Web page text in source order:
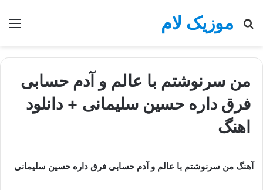
موزیک لام
جستجو
من سرنوشتم با عالم و آدم حسابی
فرق داره حسین سلیمانی + دانلود
اهنگ
آهنگ من سرنوشتم با عالم و آدم حسابی فرق داره حسین سلیمانی